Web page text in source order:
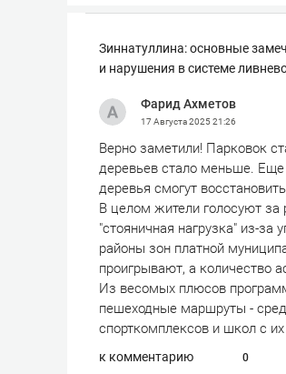
Зиннатуллина: основные
и нарушения в системе
Фарид Ахметов
17 Августа 202521:26
Верно заметили! Парковок
деревьев стало меньше.
деревья смогут
В целом жители голосуют за
"стояничная нагрузка" из-за
районы зон платной
проигрывают, а количество
Из весомых плюсов
пешеходные маршруты -
спорткомплексов и школ с
к комментарию 0